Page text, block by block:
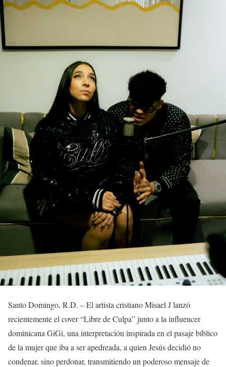
Santo Domingo, R.D. – El artista cristiano Misael J lanzó
recientemente el cover “Libre de Culpa” junto a la influencer
dominicana GiGi, una interpretación inspirada en el pasaje bíblico
de la mujer que iba a ser apedreada, a quien Jesús decidió no
condenar, sino perdonar, transmitiendo un poderoso mensaje de